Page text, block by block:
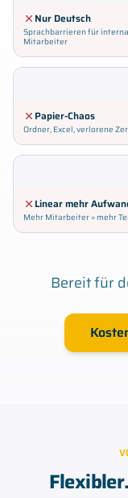
Nur Deutsch
Sprachbarrieren für
Mitarbeiter
Papier-Chaos
Ordner, Excel, verlorene
Linear mehr
Mehr Mitarbeiter = mehr
Bereit für